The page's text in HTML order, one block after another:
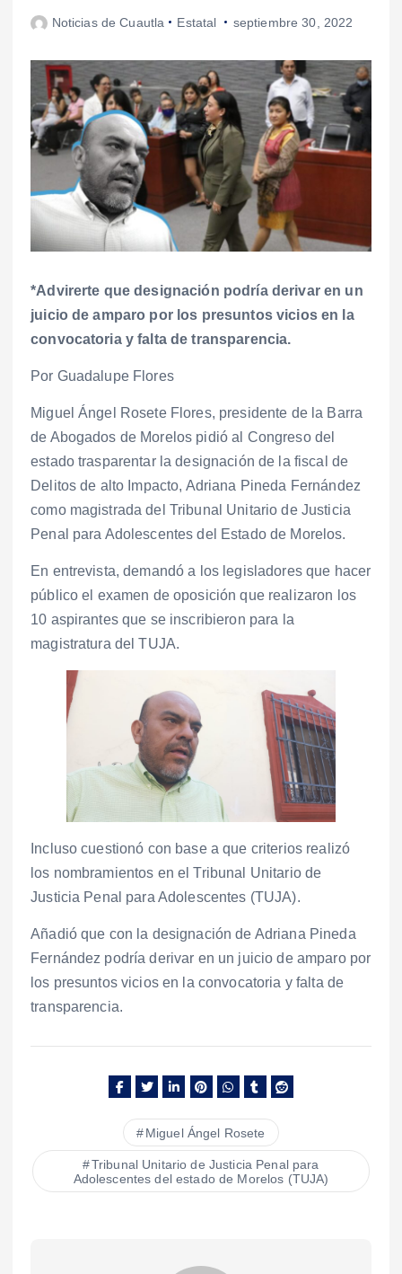
Noticias de Cuautla Estatal septiembre 30, 2022
*Advirerte que designación podría derivar en un
juicio de amparo por los presuntos vicios en la
convocatoria y falta de transparencia.
Por Guadalupe Flores
Miguel Ángel Rosete Flores, presidente de la Barra
de Abogados de Morelos pidió al Congreso del
estado trasparentar la designación de la fiscal de
Delitos de alto Impacto, Adriana Pineda Fernández
como magistrada del Tribunal Unitario de Justicia
Penal para Adolescentes del Estado de Morelos.
En entrevista, demandó a los legisladores que hacer
público el examen de oposición que realizaron los
10 aspirantes que se inscribieron para la
magistratura del TUJA.
Incluso cuestionó con base a que criterios realizó
los nombramientos en el Tribunal Unitario de
Justicia Penal para Adolescentes (TUJA).
Añadió que con la designación de Adriana Pineda
Fernández podría derivar en un juicio de amparo por
los presuntos vicios en la convocatoria y falta de
transparencia.
Miguel Ángel Rosete
Tribunal Unitario de Justicia Penal para
Adolescentes del estado de Morelos (TUJA)